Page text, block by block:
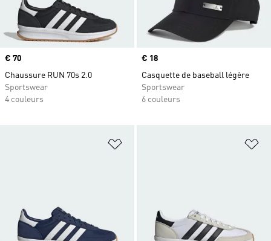
Prix
€ 70
Chaussure RUN 70s 2.0
Sportswear
4 couleurs
Prix
€ 18
Casquette de baseball légère
Sportswear
6 couleurs
Ajouter à la Liste de produits